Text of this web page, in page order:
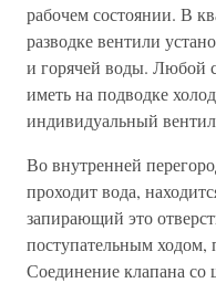
рабочем состоянии. В
разводке вентили
и горячей воды. Любой
иметь на подводке
индивидуальный
Во внутренней
проходит вода,
запирающий это
поступательным ходом,
Соединение клапана